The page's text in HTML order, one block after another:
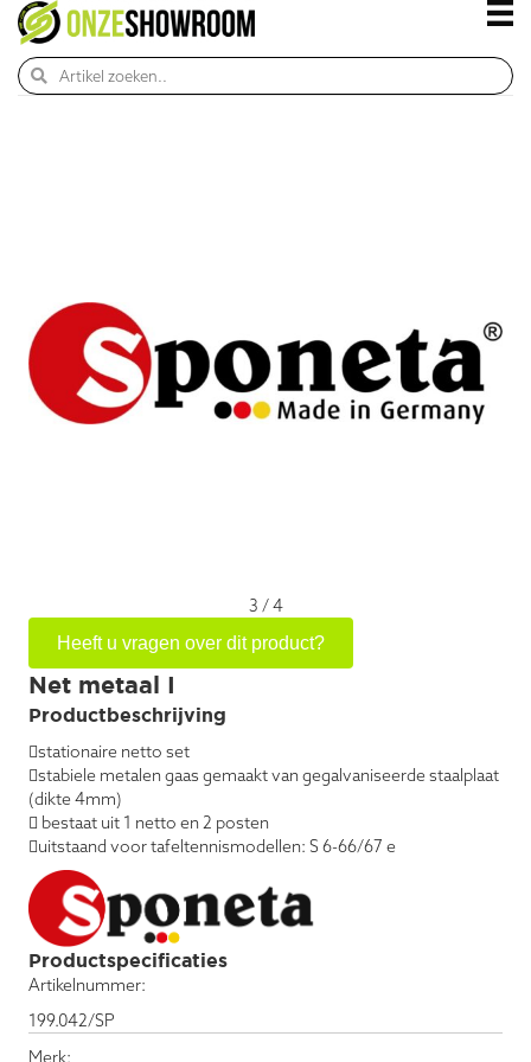
Productspecificaties
Artikelnummer:
199.042/SP
3 /4
Heeft u vragen over dit product?
Net metaal I
Productbeschrijving
stationaire netto set
stabiele metalen gaas gemaakt van gegalvaniseerde staalplaat
(dikte 4mm)
 bestaat uit 1 netto en 2 posten
uitstaand voor tafeltennismodellen: S 6-66/67 e